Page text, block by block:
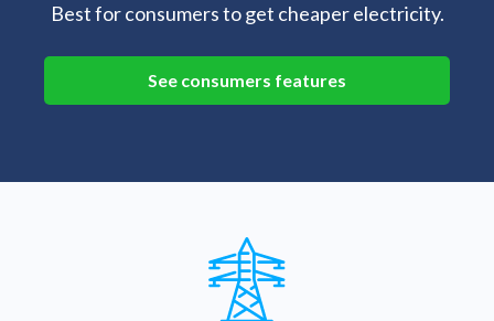
Best for consumers to get cheaper electricity.
See consumers features